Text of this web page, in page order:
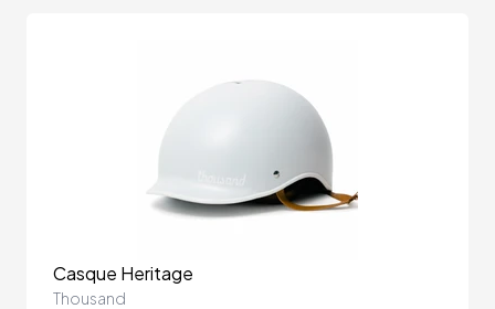
Casque Heritage
Thousand